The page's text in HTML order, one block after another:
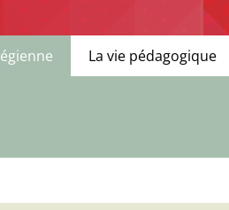
La vie pédagogique